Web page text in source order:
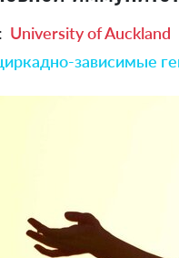
University of Auckland
зависимые